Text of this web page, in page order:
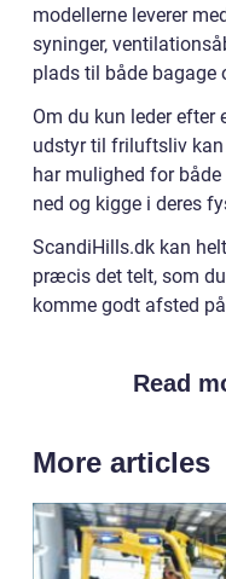
modellerne leverer
syninger,
plads til både bagage
Om du kun leder efter
udstyr til friluftsliv
har mulighed for
ned og kigge i deres
ScandiHills.dk kan
præcis det telt, som
komme godt afsted
Read
More articles